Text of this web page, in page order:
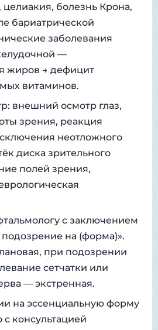
болезнь Крона,
бариатрической
заболевания
—
жиров → дефицит
витаминов.
внешний осмотр глаз,
зрения, реакция
неотложного
диска зрительного
полей зрения,
с заключением
на (форма)».
при подозрении
сетчатки или
— экстренная.
на эссенциальную форму
консультацией